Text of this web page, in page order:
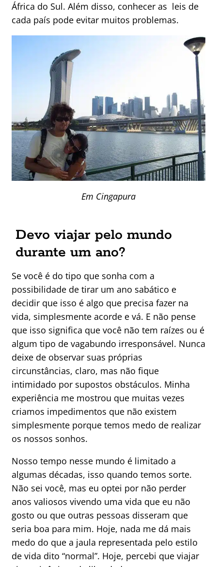
África do Sul. Além disso, conhecer as leis de
cada país pode evitar muitos problemas.
Em Cingapura
Devo viajar pelo mundo
durante um ano?
Se você é do tipo que sonha com a
possibilidade de tirar um ano sabático e
decidir que isso é algo que precisa fazer na
vida, simplesmente acorde e vá. E não pense
que isso significa que você não tem raízes ou é
algum tipo de vagabundo irresponsável. Nunca
deixe de observar suas próprias
circunstâncias, claro, mas não fique
intimidado por supostos obstáculos. Minha
experiência me mostrou que muitas vezes
criamos impedimentos que não existem
simplesmente porque temos medo de realizar
os nossos sonhos.
Nosso tempo nesse mundo é limitado a
algumas décadas, isso quando temos sorte.
Não sei você, mas eu optei por não perder
anos valiosos vivendo uma vida que eu não
gosto ou que outras pessoas disseram que
seria boa para mim. Hoje, nada me dá mais
medo do que a jaula representada pelo estilo
de vida dito “normal”. Hoje, percebi que viajar